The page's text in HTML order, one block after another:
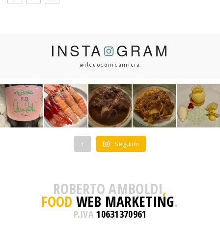
INSTA GRAM
@ilcuocoincamicia
+ Seguimi
ROBERTO AMBOLDI,
FOOD WEB MARKETING.
P.IVA10631370961